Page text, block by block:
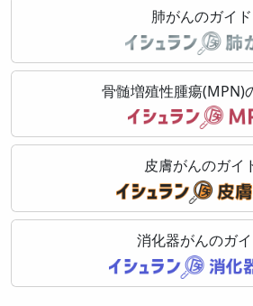
肺がんのガイド
骨髄増殖性腫瘍(MPN)
皮膚がんのガイ
消化器がんのガ